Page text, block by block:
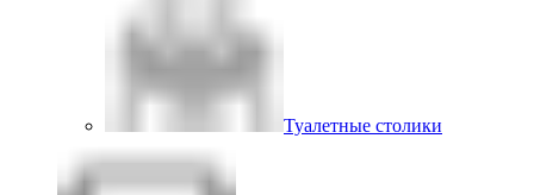
Туалетные столики